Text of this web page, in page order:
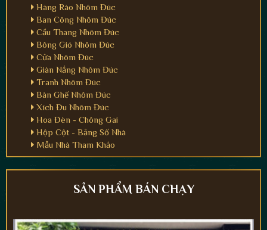
Hàng Rào Nhôm Đúc
Ban Công Nhôm Đúc
Cầu Thang Nhôm Đúc
Bông Gió Nhôm Đúc
Cửa Nhôm Đúc
Giàn Nắng Nhôm Đúc
Tranh Nhôm Đúc
Bàn Ghế Nhôm Đúc
Xích Đu Nhôm Đúc
Hoa Đèn - Chông Gai
Hộp Cột - Bảng Số Nhà
Mẫu Nhà Tham Khảo
SẢN PHẨM BÁN CHẠY